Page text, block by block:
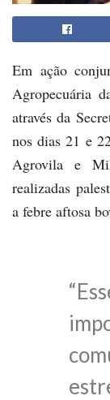
Em ação
Agropecuária
através da
nos dias 21 e
Agrovila e
realizadas
a febre aftosa